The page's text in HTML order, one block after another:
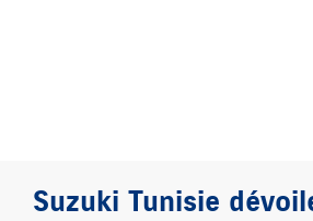
Suzuki Tunisie